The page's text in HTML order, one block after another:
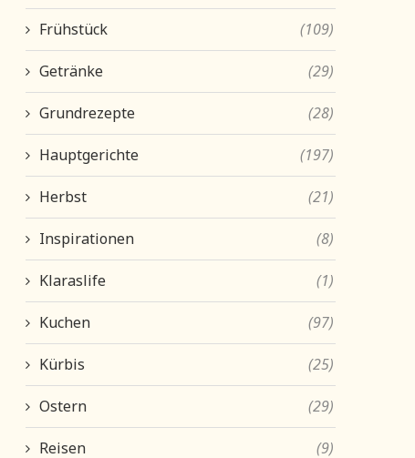
Frühstück (109)
Getränke (29)
Grundrezepte (28)
Hauptgerichte (197)
Herbst (21)
Inspirationen (8)
Klaraslife (1)
Kuchen (97)
Kürbis (25)
Ostern (29)
Reisen (9)